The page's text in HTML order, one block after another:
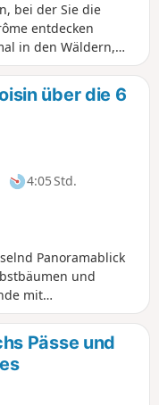
bei der Sie die
entdecken
in den Wäldern,
Zu jeder
nicht weniger als
manchmal
den Dévoluy.
über die 6
4:05 Std.
Panoramablick
und
mit
die
auf sich
können Sie
Schlosses von
Pässe und